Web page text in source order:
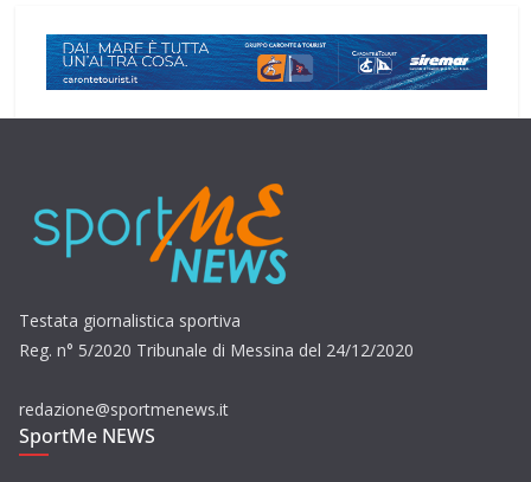
Testata giornalistica sportiva
Reg. n° 5/2020 Tribunale di Messina del 24/12/2020
redazione@sportmenews.it
SportMe NEWS